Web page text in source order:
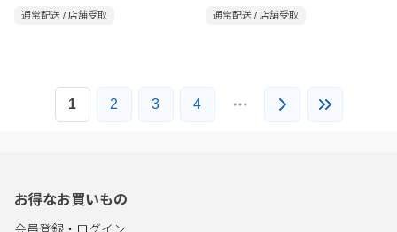
通常配送 / 店舗受取 通常配送 / 店舗受取
1 2 3 4
お得なお買いもの